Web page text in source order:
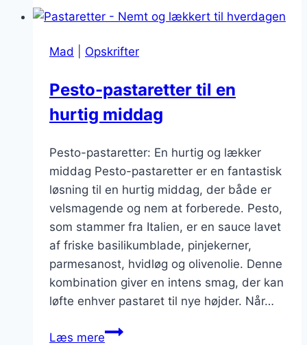
Den
topping
Mad Opskrifter
Pesto-pastaretter til en
hurtig middag
Pesto-pastaretter: En hurtig og lækker
middag Pesto-pastaretter er en fantastisk
løsning til en hurtig middag, der både er
velsmagende og nem at forberede. Pesto,
som stammer fra Italien, er en sauce lavet
af friske basilikumblade, pinjekerner,
parmesanost, hvidløg og olivenolie. Denne
kombination giver en intens smag, der kan
løfte enhver pastaret til nye højder. Når…
Læs merePesto-